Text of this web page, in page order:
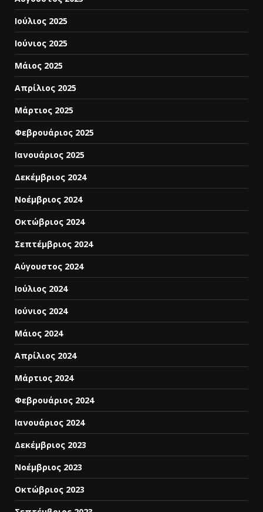
Ιούλιος 2025
Ιούνιος 2025
Μάιος 2025
Απρίλιος 2025
Μάρτιος 2025
Φεβρουάριος 2025
Ιανουάριος 2025
Δεκέμβριος 2024
Νοέμβριος 2024
Οκτώβριος 2024
Σεπτέμβριος 2024
Αύγουστος 2024
Ιούλιος 2024
Ιούνιος 2024
Μάιος 2024
Απρίλιος 2024
Μάρτιος 2024
Φεβρουάριος 2024
Ιανουάριος 2024
Δεκέμβριος 2023
Νοέμβριος 2023
Οκτώβριος 2023